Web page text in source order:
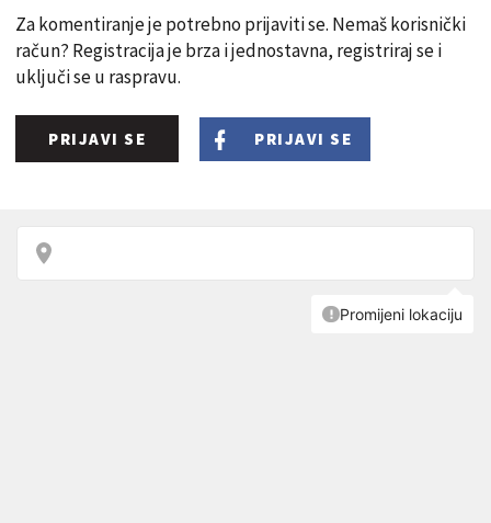
Za komentiranje je potrebno prijaviti se. Nemaš korisnički
račun? Registracija je brza i jednostavna, registriraj se i
uključi se u raspravu.
PRIJAVI SE PRIJAVI SE